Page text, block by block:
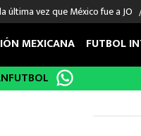
última vez que México fue a JO
DEPORTES
MEXICANA FUTBOL